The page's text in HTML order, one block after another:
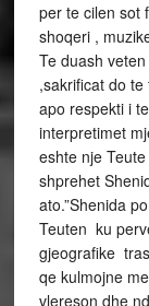
per te cilen sot
shoqeri ,
Te duash
,sakrificat do
apo respekti i
interpretimet
eshte nje
shprehet
ato.”Shenida
Teuten ku
gjeografike
qe kulmojne
vlereson dhe